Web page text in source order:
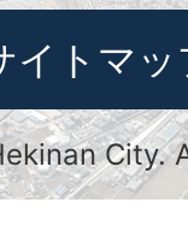
イトマッ
City.